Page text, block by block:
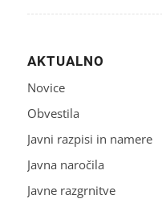
AKTUALNO
Novice
Obvestila
Javni razpisi in namere
Javna naročila
Javne razgrnitve